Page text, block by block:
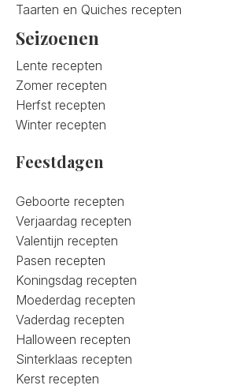
Taarten en Quiches recepten
Seizoenen
Lente recepten
Zomer recepten
Herfst recepten
Winter recepten
Feestdagen
Geboorte recepten
Verjaardag recepten
Valentijn recepten
Pasen recepten
Koningsdag recepten
Moederdag recepten
Vaderdag recepten
Halloween recepten
Sinterklaas recepten
Kerst recepten